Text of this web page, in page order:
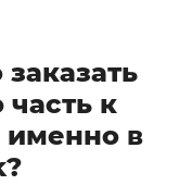
к
именно в